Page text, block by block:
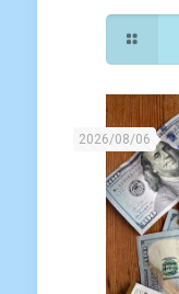
2026/08/06